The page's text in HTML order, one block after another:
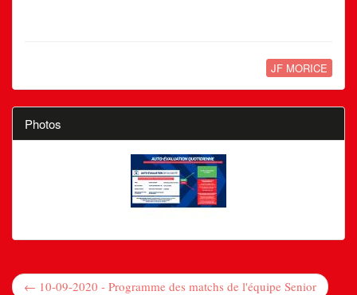
JF MORICE
Photos
← 10-09-2020 - Programme des matchs de l'équipe Senior